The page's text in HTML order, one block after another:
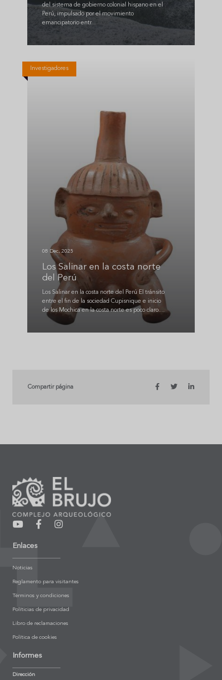
del sistema de gobierno colonial hispano en el
Perú, impulsado por el movimiento
emancipatorio entr...
Investigadores
08 Dec, 2025
Los Salinar en la costa norte
del Perú
Los Salinar en la costa norte del Perú El tránsito
entre el fin de la sociedad Cupisnique e inicio
de los Mochica en la costa norte es poco claro....
Compartir página
Enlaces
Noticias
Reglamento para visitantes
Términos y condiciones
Políticias de privacidad
Libro de reclamaciones
Política de cookies
Informes
Dirección